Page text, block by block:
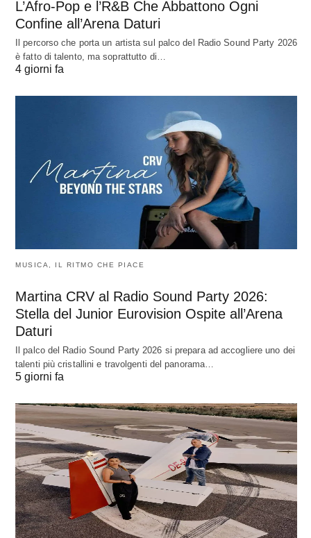
L’Afro-Pop e l’R&B Che Abbattono Ogni
Confine all’Arena Daturi
Il percorso che porta un artista sul palco del Radio Sound Party 2026
è fatto di talento, ma soprattutto di…
4 giorni fa
MUSICA, IL RITMO CHE PIACE
Martina CRV al Radio Sound Party 2026:
Stella del Junior Eurovision Ospite all’Arena
Daturi
Il palco del Radio Sound Party 2026 si prepara ad accogliere uno dei
talenti più cristallini e travolgenti del panorama…
5 giorni fa